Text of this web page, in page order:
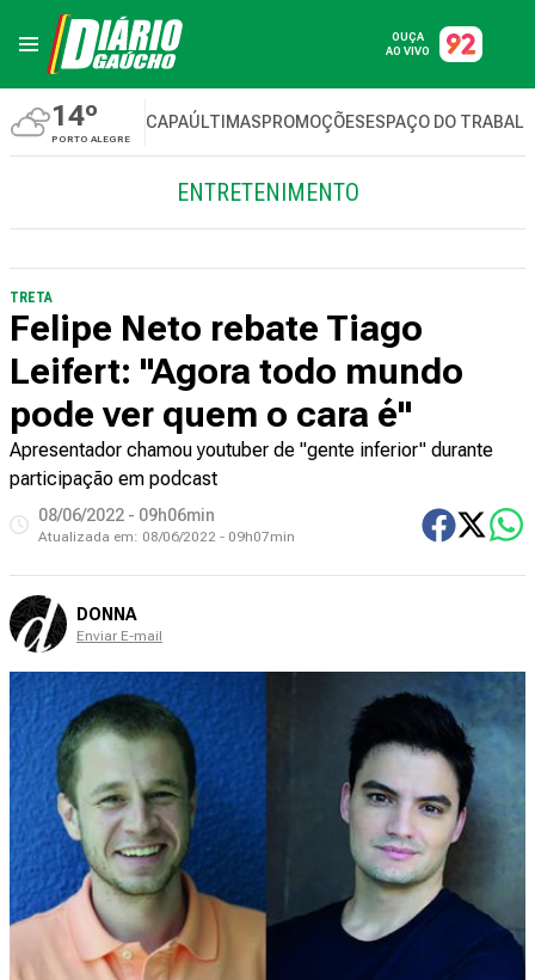
OUÇA
AO VIVO
14º
PORTO ALEGRE
CAPAÚLTIMASPROMOÇÕESESPAÇO DO
ENTRETENIMENTO
TRETA
Felipe Neto rebate Tiago
Leifert: "Agora todo mundo
pode ver quem o cara é"
Apresentador chamou youtuber de "gente inferior" durante
participação em podcast
08/06/2022 - 09h06min
Atualizada em: 08/06/2022 - 09h07min
DONNA
Enviar E-mail